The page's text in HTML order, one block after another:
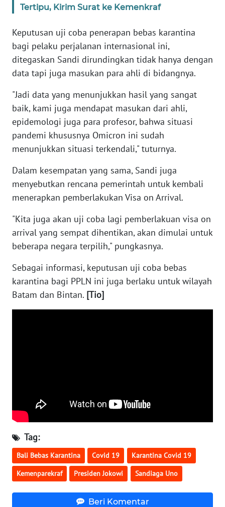
Tertipu, Kirim Surat ke Kemenkraf
Keputusan uji coba penerapan bebas karantina
bagi pelaku perjalanan internasional ini,
ditegaskan Sandi dirundingkan tidak hanya dengan
data tapi juga masukan para ahli di bidangnya.
"Jadi data yang menunjukkan hasil yang sangat
baik, kami juga mendapat masukan dari ahli,
epidemologi juga para profesor, bahwa situasi
pandemi khususnya Omicron ini sudah
menunjukkan situasi terkendali," tuturnya.
Dalam kesempatan yang sama, Sandi juga
menyebutkan rencana pemerintah untuk kembali
menerapkan pemberlakukan Visa on Arrival.
"Kita juga akan uji coba lagi pemberlakuan visa on
arrival yang sempat dihentikan, akan dimulai untuk
beberapa negara terpilih," pungkasnya.
Sebagai informasi, keputusan uji coba bebas
karantina bagi PPLN ini juga berlaku untuk wilayah
Batam dan Bintan. [Tio]
Tag:
Bali Bebas Karantina Covid 19 Karantina Covid 19
Kemenparekraf Presiden Jokowi Sandiaga Uno
Beri Komentar
WN
WN
RIAU
WN
SERAMBI
WN
JAMBI
SULTRA
WN
WN
SULTENG
WN
SULBAR
WN
SUMSEL
WN
BENGKULU
WN
LAMPUNG